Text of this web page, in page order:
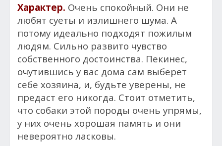
Характер. Очень спокойный. Они не
любят суеты и излишнего шума. А
потому идеально подходят пожилым
людям. Сильно развито чувство
собственного достоинства. Пекинес,
очутившись у вас дома сам выберет
себе хозяина, и, будьте уверены, не
предаст его никогда. Стоит отметить,
что собаки этой породы очень упрямы,
у них очень хорошая память и они
невероятно ласковы.